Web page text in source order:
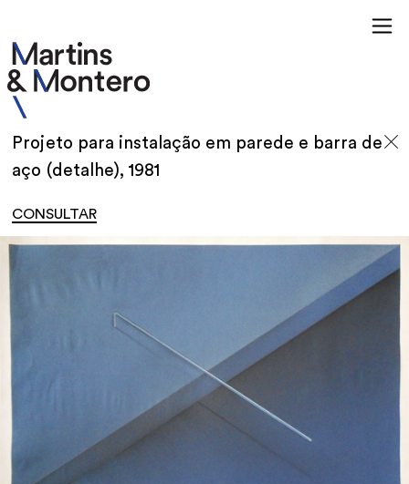
Projeto para instalação em parede e barra de
aço (detalhe), 1981
CONSULTAR